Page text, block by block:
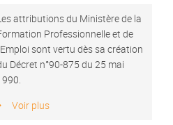
attributions du Ministère de la
Professionnelle et de
sont vertu dès sa création
Décret n°90-875 du 25 mai
Voir plus